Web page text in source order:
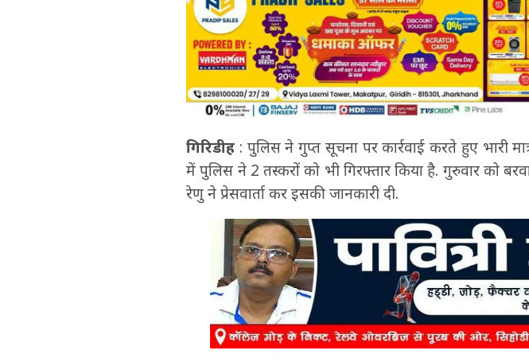
गिरिडीह : पुलिस ने गुप्त सूचना पर कार्रवाई करते हुए भारी
में पुलिस ने 2 तस्करों को भी गिरफ्तार किया है. गुरुवार को
रेणु ने प्रेसवार्ता कर इसकी जानकारी दी.